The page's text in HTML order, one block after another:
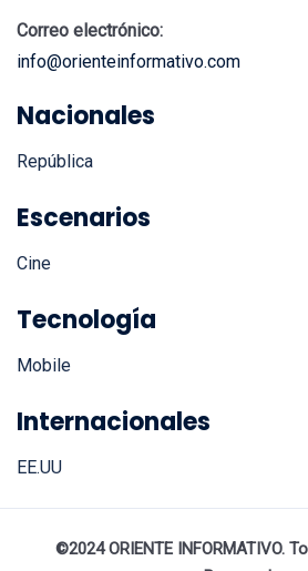
Correo electrónico:
info@orienteinformativo.com
Nacionales
República
Escenarios
Cine
Tecnología
Mobile
Internacionales
EE.UU
©2024 ORIENTE INFORMATIVO.